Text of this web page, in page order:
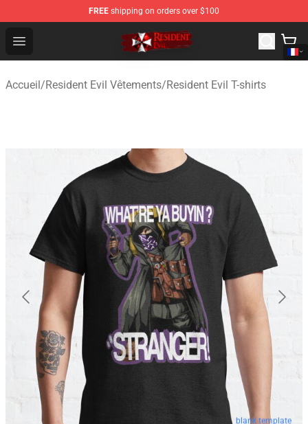
FREE shipping on orders over $100
Open menu
Resident Evil Shop - Official Resident Evil Merchandise
Accueil/Resident Evil Vêtements/Resident Evil T-shirts